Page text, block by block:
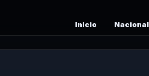
Inicio Nacional